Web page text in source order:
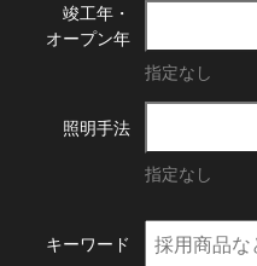
竣工年・
オープン年
指定なし
照明手法
指定なし
キーワード